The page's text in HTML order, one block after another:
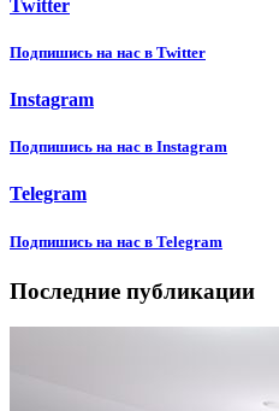
Twitter
Подпишиcь на нас в Twitter
Instagram
Подпишиcь на нас в Instagram
Telegram
Подпишиcь на нас в Telegram
Последние публикации